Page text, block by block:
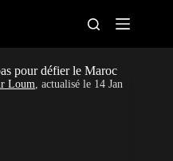
féminine
pour défier le Maroc
Loum, actualisé le 14 Jan